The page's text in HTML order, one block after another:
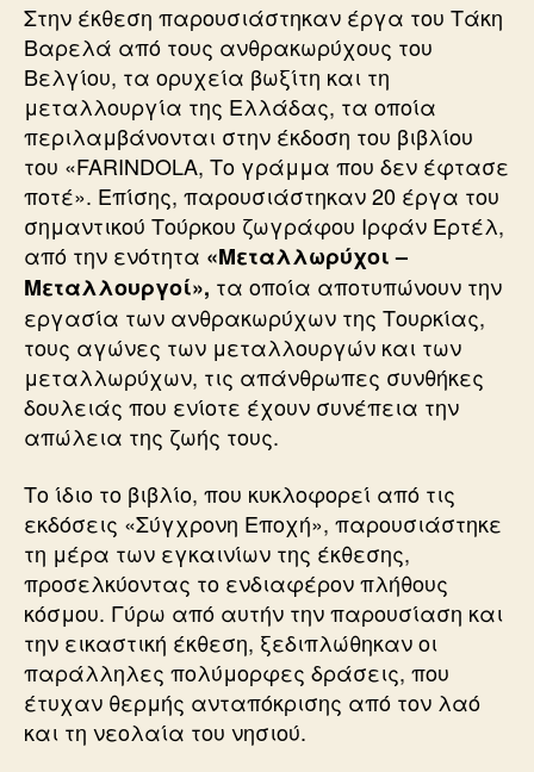
Στην έκθεση παρουσιάστηκαν έργα του Τάκη
Βαρελά από τους ανθρακωρύχους του
Βελγίου, τα ορυχεία βωξίτη και τη
μεταλλουργία της Ελλάδας, τα οποία
περιλαμβάνονται στην έκδοση του βιβλίου
του «FARINDOLA, Το γράμμα που δεν έφτασε
ποτέ». Επίσης, παρουσιάστηκαν 20 έργα του
σημαντικού Τούρκου ζωγράφου Ιρφάν Ερτέλ,
από την ενότητα «Μεταλλωρύχοι –
Μεταλλουργοί», τα οποία αποτυπώνουν την
εργασία των ανθρακωρύχων της Τουρκίας,
τους αγώνες των μεταλλουργών και των
μεταλλωρύχων, τις απάνθρωπες συνθήκες
δουλειάς που ενίοτε έχουν συνέπεια την
απώλεια της ζωής τους.
Το ίδιο το βιβλίο, που κυκλοφορεί από τις
εκδόσεις «Σύγχρονη Εποχή», παρουσιάστηκε
τη μέρα των εγκαινίων της έκθεσης,
προσελκύοντας το ενδιαφέρον πλήθους
κόσμου. Γύρω από αυτήν την παρουσίαση και
την εικαστική έκθεση, ξεδιπλώθηκαν οι
παράλληλες πολύμορφες δράσεις, που
έτυχαν θερμής ανταπόκρισης από τον λαό
και τη νεολαία του νησιού.